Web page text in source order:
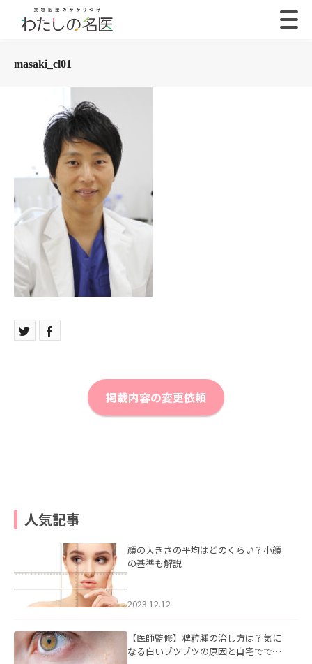
masaki_cl01
掲載内容の変更依頼
人気記事
顔の大きさの平均はどのくらい？小顔
の基準も解説
2023.12.12
【医師監修】稗粒腫の治し方は？気に
なる白いブツブツの原因と自宅ででき